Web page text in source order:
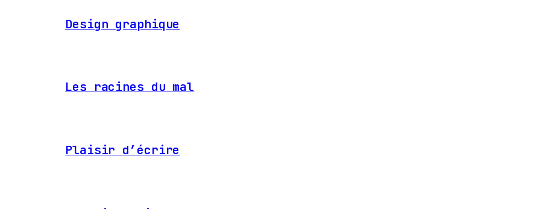
Design graphique
Les racines du mal
Plaisir d’écrire